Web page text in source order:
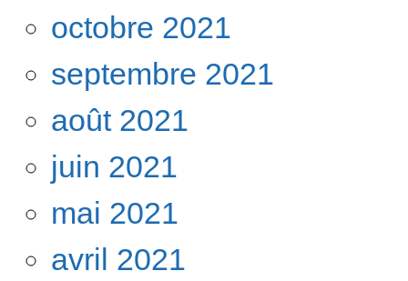
octobre 2021
septembre 2021
août 2021
juin 2021
mai 2021
avril 2021